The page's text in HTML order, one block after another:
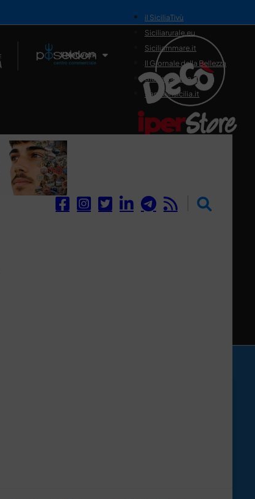
Il Network
il SiciliaTivù
Siciliarurale.eu
Siciliammare.it
Il Giornale della Bellezza
Siciliamedica.it
Sanitainsicilia.it